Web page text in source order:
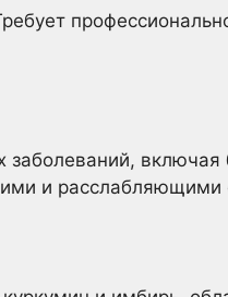
заболеваний, включая
и расслабляющими